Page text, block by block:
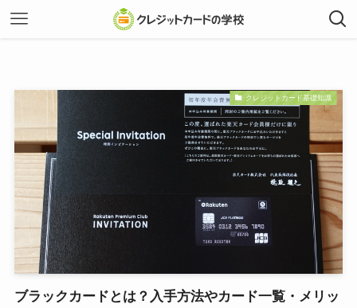
クレジットカード基礎知識
ブラックカードとは？入手方法やカード一覧・メリッ